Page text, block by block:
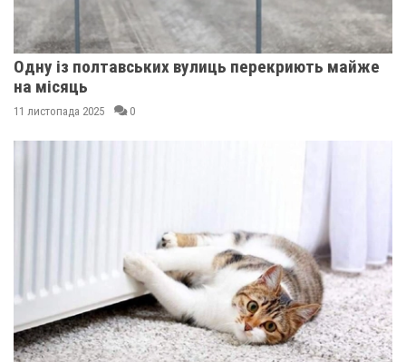
Одну із полтавських вулиць перекриють майже
на місяць
11 листопада 2025 0